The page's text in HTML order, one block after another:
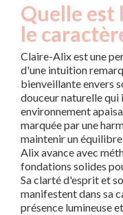
Quelle est
le
Claire-Alix est une
d'une intuition
bienveillante envers
douceur naturelle qui
environnement
marquée par une
maintenir un
Alix avance avec
fondations solides
Sa clarté d'esprit et
manifestent dans sa
présence lumineuse